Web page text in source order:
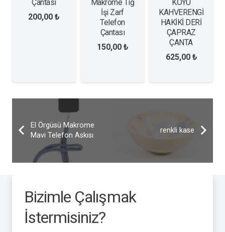
Çantası
200,00₺
Makrome Tığ
İşi Zarf
Telefon
Çantası
150,00 ₺
KOYU
KAHVERENGİ
HAKİKİ DERİ
ÇAPRAZ
ÇANTA
625,00 ₺
El Örgüsü Makrome
Mavi Telefon Askısı
renkli kase
Bizimle Çalışmak
İstermisiniz?